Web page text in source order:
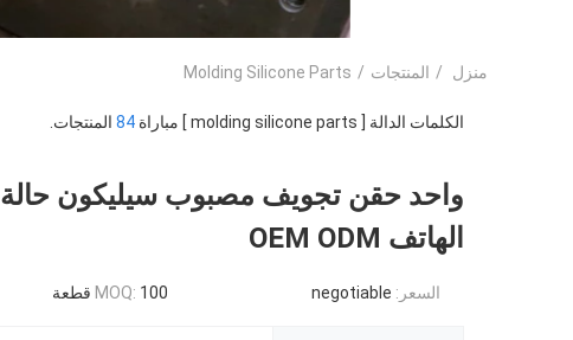
منزل / المنتجات /
Molding Silicone Parts
الكلمات الدالة [ molding silicone parts ] مباراة 84 المنتجات.
واحد حقن تجويف مصبوب سيليكون حالة
الهاتف OEM ODM
السعر: negotiable
MOQ: 100 قطعة